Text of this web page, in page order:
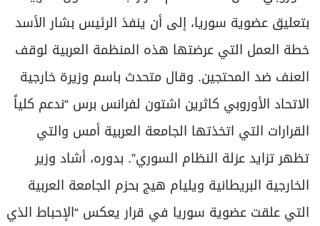
مواقيت الصلاة
بتعليق عضوية سوريا، إلى أن ينفذ الرئيس بشار الأسد
خطة العمل التي عرضتها هذه المنظمة العربية لوقف
العنف ضد المحتجين. وقال متحدث باسم وزيرة خارجية
الاتحاد الأوروبي كاثرين اشتون لفرانس برس “ندعم كلياً
القرارات التي اتخذتها الجامعة العربية أمس والتي
تظهر تزايد عزلة النظام السوري”. بدوره، أشاد وزير
الخارجية البريطانية ويليام هيج بحزم الجامعة العربية
التي علقت عضوية سوريا في قرار يعكس “الإحباط الذي